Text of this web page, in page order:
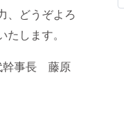
、どうぞよろ
たします。
幹事長 藤原